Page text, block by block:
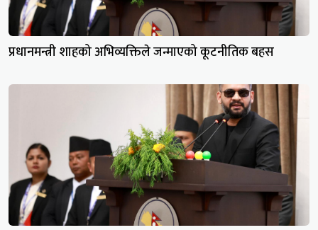
प्रधानमन्त्री शाहको अभिव्यक्तिले जन्माएको कूटनीतिक बहस